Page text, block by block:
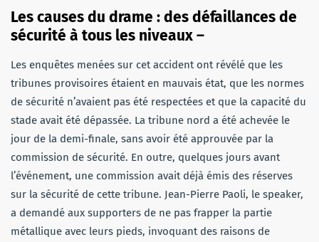
Les causes du drame : des défaillances de
sécurité à tous les niveaux –
Les enquêtes menées sur cet accident ont révélé que les
tribunes provisoires étaient en mauvais état, que les normes
de sécurité n’avaient pas été respectées et que la capacité du
stade avait été dépassée. La tribune nord a été achevée le
jour de la demi-finale, sans avoir été approuvée par la
commission de sécurité. En outre, quelques jours avant
l’événement, une commission avait déjà émis des réserves
sur la sécurité de cette tribune. Jean-Pierre Paoli, le speaker,
a demandé aux supporters de ne pas frapper la partie
métallique avec leurs pieds, invoquant des raisons de